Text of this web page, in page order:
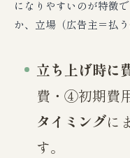
になりやすいのが特徴
か、立場（広告主＝払
立ち上げ時に
費・④初期費
タイミングに
す。